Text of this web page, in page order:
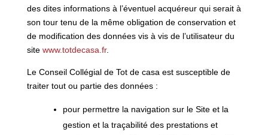
des dites informations à l’éventuel acquéreur qui serait à
son tour tenu de la même obligation de conservation et
de modification des données vis à vis de l’utilisateur du
site www.totdecasa.fr.
Le Conseil Collégial de Tot de casa est susceptible de
traiter tout ou partie des données :
pour permettre la navigation sur le Site et la
gestion et la traçabilité des prestations et